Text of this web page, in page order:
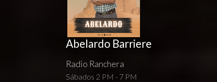
Abelardo Barriere
Radio Ranchera
Sábados 2 PM - 7 PM